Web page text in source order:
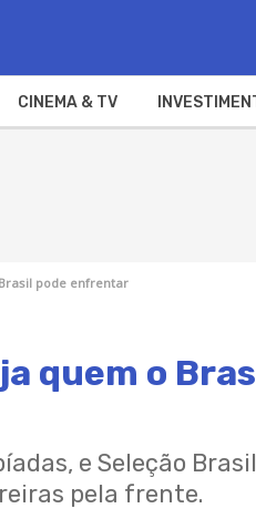
CINEMA & TV
pode enfrentar
quem o
e Seleção
pela frente.